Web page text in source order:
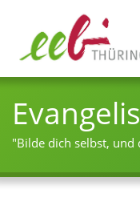
"Bilde dich selbst, und